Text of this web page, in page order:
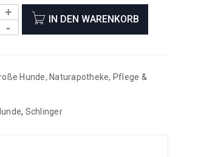
IN DEN WARENKORB
Hunde, Naturapotheke, Pflege &
, Schlinger